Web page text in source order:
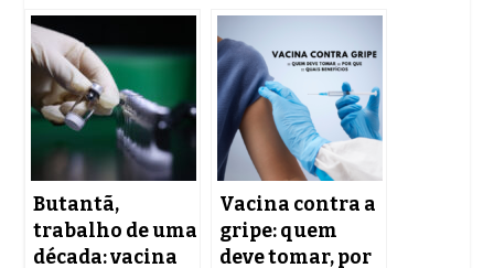
Butantã,
trabalho de uma
década: vacina
Vacina contra a
gripe: quem
deve tomar, por